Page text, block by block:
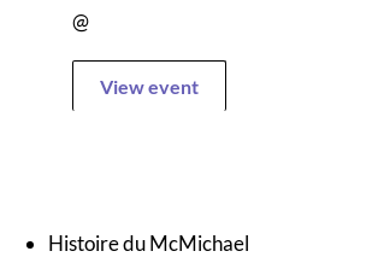
@
View event
Histoire du McMichael